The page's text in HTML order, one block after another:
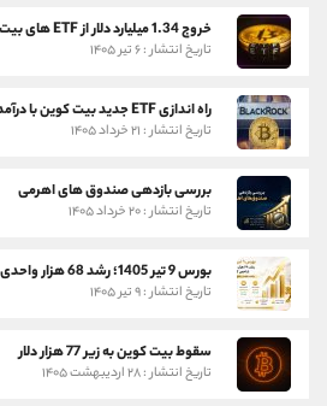
خروج 1.34 میلیارد دلار از ETF های بیت کوین در یک هفته
تاریخ انتشار : ۶ تیر ۱۴۰۵
راه اندازی ETF جدید بیت کوین با درآمد ماهانه
تاریخ انتشار : ۲۱ خرداد ۱۴۰۵
بررسی بازدهی صندوق های اهرمی
تاریخ انتشار : ۲۰ خرداد ۱۴۰۵
تاریخ انتشار : ۹ تیر ۱۴۰۵
سقوط بیت کوین به زیر 77 هزار دلار
تاریخ انتشار : ۲۸ اردیبهشت ۱۴۰۵